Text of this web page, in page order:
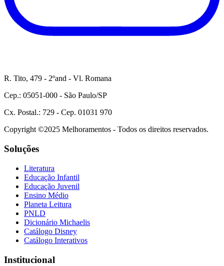
R. Tito, 479 - 2ºand - Vl. Romana
Cep.: 05051-000 - São Paulo/SP
Cx. Postal.: 729 - Cep. 01031 970
Copyright ©2025 Melhoramentos - Todos os direitos reservados.
Soluções
Literatura
Educação Infantil
Educação Juvenil
Ensino Médio
Planeta Leitura
PNLD
Dicionário Michaelis
Catálogo Disney
Catálogo Interativos
Institucional